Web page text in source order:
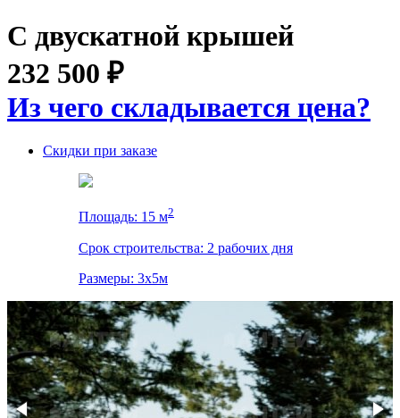
С двускатной крышей
232 500 ₽
Из чего складывается цена?
Скидки при заказе
Площадь: 15 м2
Срок строительства: 2 рабочих дня
Размеры: 3x5м